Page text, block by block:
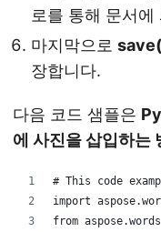
로를 통해 문서
마지막으로
장합니다.
다음 코드 샘플은
에 사진을 삽입하는
# This code
import
from